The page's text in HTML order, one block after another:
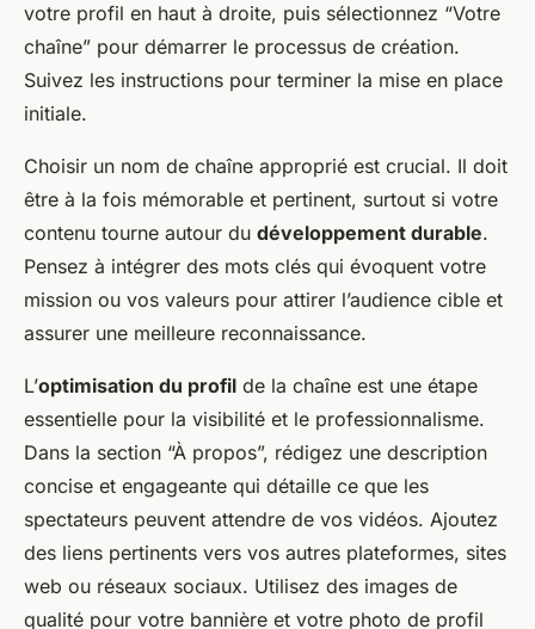
votre profil en haut à droite, puis sélectionnez “Votre
chaîne” pour démarrer le processus de création.
Suivez les instructions pour terminer la mise en place
initiale.
Choisir un nom de chaîne approprié est crucial. Il doit
être à la fois mémorable et pertinent, surtout si votre
contenu tourne autour du développement durable.
Pensez à intégrer des mots clés qui évoquent votre
mission ou vos valeurs pour attirer l’audience cible et
assurer une meilleure reconnaissance.
L’optimisation du profil de la chaîne est une étape
essentielle pour la visibilité et le professionnalisme.
Dans la section “À propos”, rédigez une description
concise et engageante qui détaille ce que les
spectateurs peuvent attendre de vos vidéos. Ajoutez
des liens pertinents vers vos autres plateformes, sites
web ou réseaux sociaux. Utilisez des images de
qualité pour votre bannière et votre photo de profil